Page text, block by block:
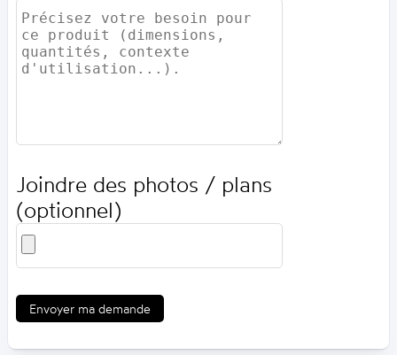
Joindre des photos / plans
(optionnel)
Envoyer ma demande